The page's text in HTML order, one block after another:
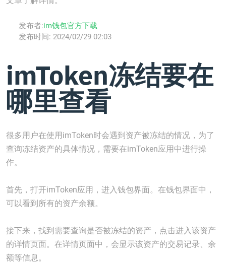
发布者:im钱包官方下载
发布时间: 2024/02/29 02:03
imToken冻结要在
哪里查看
很多用户在使用imToken时会遇到资产被冻结的情况，为了
查询冻结资产的具体情况，需要在imToken应用中进行操
作。
首先，打开imToken应用，进入钱包界面。在钱包界面中，
可以看到所有的资产余额。
接下来，找到需要查询是否被冻结的资产，点击进入该资产
的详情页面。在详情页面中，会显示该资产的交易记录、余
额等信息。